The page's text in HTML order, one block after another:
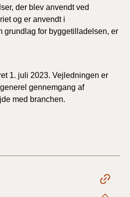
der blev anvendt ved
og er anvendt i
grundlag for byggetilladelsen, er
1. juli 2023. Vejledningen er
gennemgang af
med branchen.